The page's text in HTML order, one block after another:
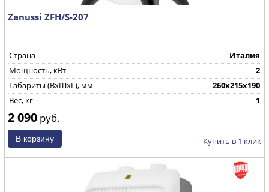
Zanussi ZFH/S-207
Страна
Италия
Мощность, кВт
2
Габариты (ВхШхГ), мм
260х215х190
Вес, кг
1
2 090 руб.
Купить в 1 клик